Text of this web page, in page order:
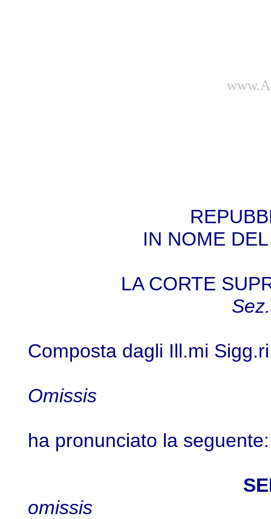
IN NOME
LA CORTE
Composta dagli Ill.mi
Omissis
ha pronunciato la seguente:
omissis